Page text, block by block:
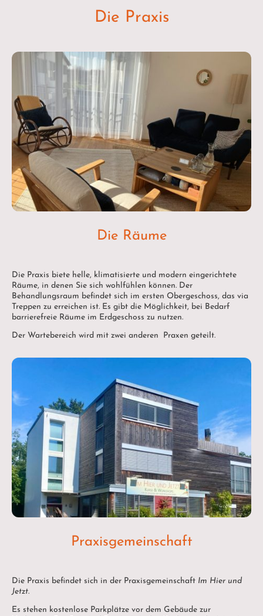
Die Praxis
Die Räume
Die Praxis biete helle, klimatisierte und modern eingerichtete
Räume, in denen Sie sich wohlfühlen können. Der
Behandlungsraum befindet sich im ersten Obergeschoss, das via
Treppen zu erreichen ist. Es gibt die Möglichkeit, bei Bedarf
barrierefreie Räume im Erdgeschoss zu nutzen.
Der Wartebereich wird mit zwei anderen Praxen geteilt.
Praxisgemeinschaft
Die Praxis befindet sich in der Praxisgemeinschaft Im Hier und
Jetzt.
Es stehen kostenlose Parkplätze vor dem Gebäude zur